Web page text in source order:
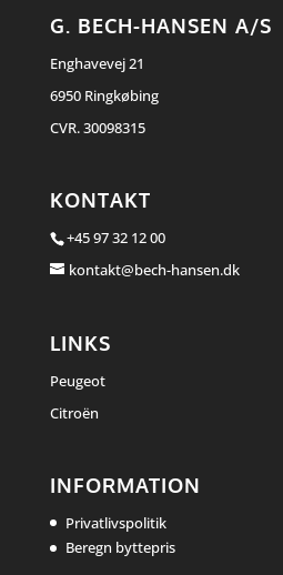
G. BECH-HANSEN A/S
Enghavevej 21
6950 Ringkøbing
CVR. 30098315
KONTAKT
+45 97 32 12 00
kontakt@bech-hansen.dk
LINKS
Peugeot
Citroën
INFORMATION
Privatlivspolitik
Beregn byttepris